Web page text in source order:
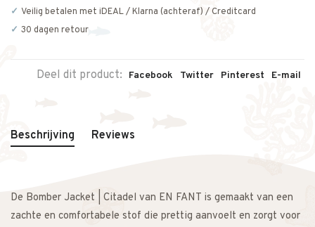
Veilig betalen met iDEAL / Klarna (achteraf) / Creditcard
30 dagen retour
Deel dit product: Facebook Twitter Pinterest E-mail
Beschrijving Reviews
De Bomber Jacket | Citadel van EN FANT is gemaakt van een
zachte en comfortabele stof die prettig aanvoelt en zorgt voor